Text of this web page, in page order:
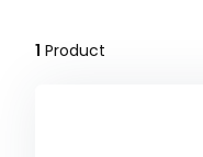
1 Product